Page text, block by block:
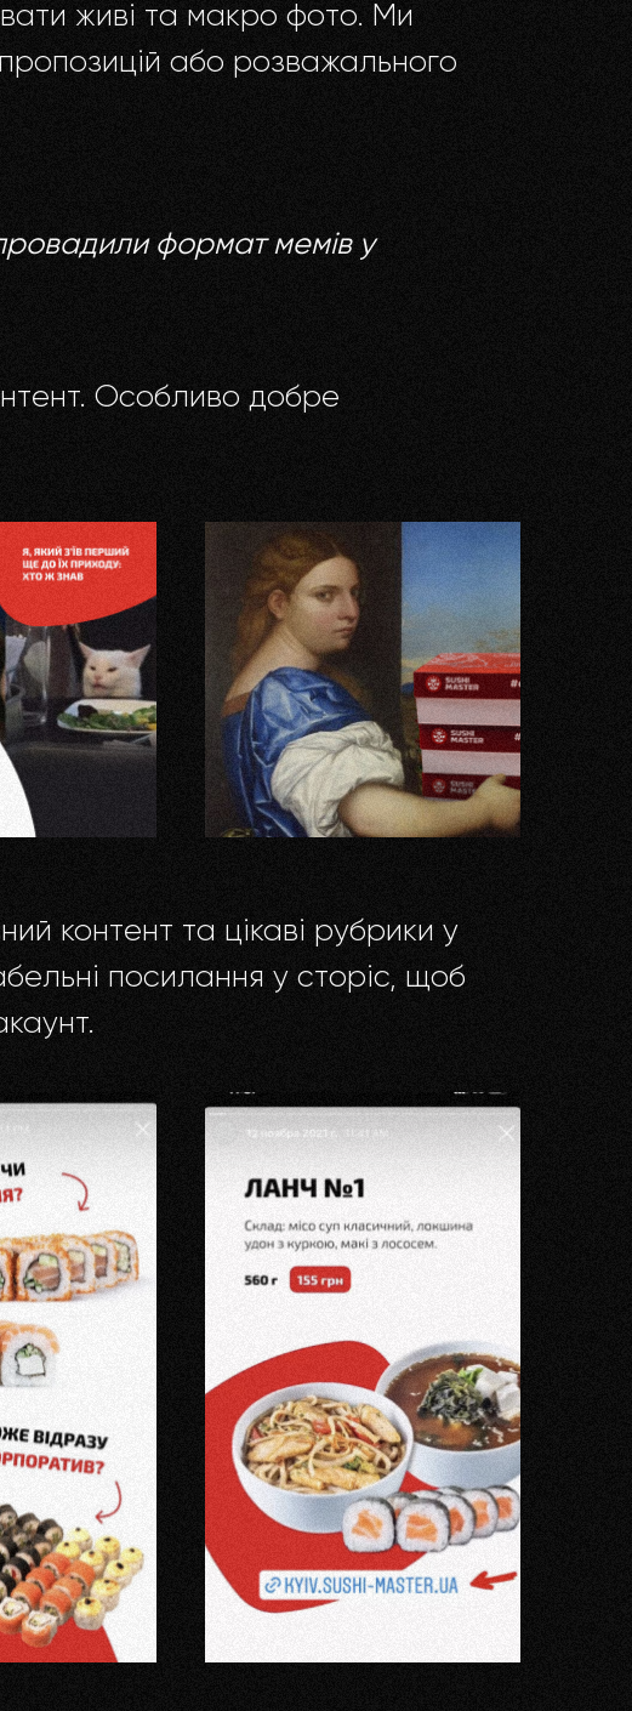
живі та макро фото. Ми
пропозицій або розважального
формат мемів у
Особливо добре
контент та цікаві рубрики у
посилання у сторіс, щоб